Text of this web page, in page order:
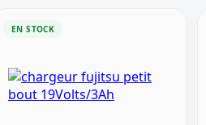
EN STOCK